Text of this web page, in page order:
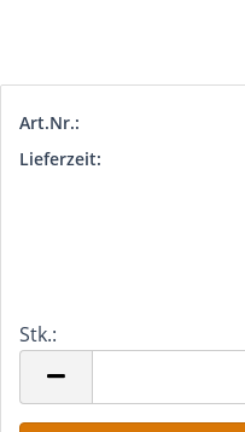
Art.Nr.:
Lieferzeit:
Stk.: